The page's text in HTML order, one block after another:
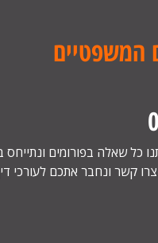
המשפטיים
כל שאלה בפורומים
צרו קשר ונחבר אתכם לעורכי